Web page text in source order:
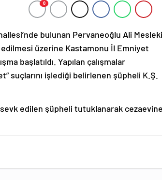
0
bulunan Pervaneoğlu Ali Mesleki
üzerine Kastamonu İl Emniyet
başlatıldı. Yapılan çalışmalar
suçlarını işlediği belirlenen şüpheli K.Ş.
edilen şüpheli tutuklanarak cezaevine